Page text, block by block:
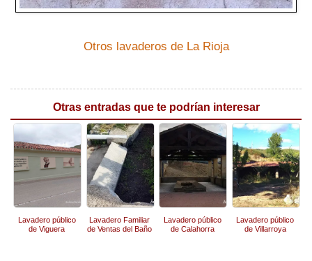
Otros lavaderos de La Rioja
Otras entradas que te podrían interesar
Lavadero público
de Viguera
Lavadero Familiar
de Ventas del Baño
Lavadero público
de Calahorra
Lavadero público
de Villarroya